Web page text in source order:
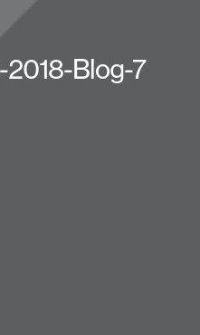
Blog-7